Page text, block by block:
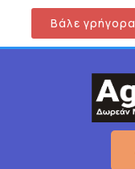
Βάλε